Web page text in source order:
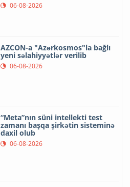
06-08-2026
AZCON-a "Azərkosmos"la bağlı
yeni səlahiyyətlər verilib
06-08-2026
“Meta”nın süni intellekti test
zamanı başqa şirkətin sisteminə
daxil olub
06-08-2026